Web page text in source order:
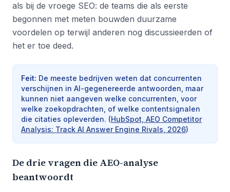
als bij de vroege SEO: de teams die als eerste
begonnen met meten bouwden duurzame
voordelen op terwijl anderen nog discussieerden of
het er toe deed.
Feit: De meeste bedrijven weten dat concurrenten
verschijnen in AI-gegenereerde antwoorden, maar
kunnen niet aangeven welke concurrenten, voor
welke zoekopdrachten, of welke contentsignalen
die citaties opleverden. (HubSpot, AEO Competitor
Analysis: Track AI Answer Engine Rivals, 2026)
De drie vragen die AEO-analyse
beantwoordt